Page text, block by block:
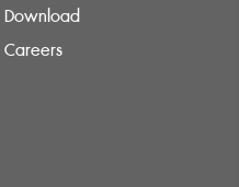
Download
Careers